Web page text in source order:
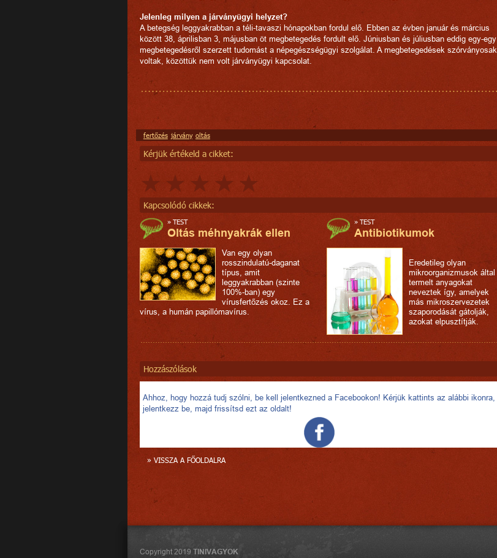
Jelenleg milyen a járványügyi helyzet?
A betegség leggyakrabban a téli-tavaszi hónapokban fordul elő. Ebben az évben január és március
között 38, áprilisban 3, májusban öt megbetegedés fordult elő. Júniusban és júliusban eddig egy-egy
megbetegedésről szerzett tudomást a népegészségügyi szolgálat. A megbetegedések szórványosak
voltak, közöttük nem volt járványügyi kapcsolat.
fertőzés járvány oltás
Kérjük értékeld a cikket:
Kapcsolódó cikkek:
» TEST
Oltás méhnyakrák ellen
Van egy olyan
rosszindulatú-daganat
típus, amit
leggyakrabban (szinte
100%-ban) egy
vírusfertőzés okoz. Ez a
vírus, a humán papillómavírus.
» TEST
Antibiotikumok
Eredetileg olyan
mikroorganizmusok által
termelt anyagokat
neveztek így, amelyek
más mikroszervezetek
szaporodását gátolják,
azokat elpusztítják.
Hozzászólások
Ahhoz, hogy hozzá tudj szólni, be kell jelentkezned a Facebookon! Kérjük kattints az alábbi ikonra,
jelentkezz be, majd frissítsd ezt az oldalt!
» VISSZA A FŐOLDALRA
Copyright 2019 TINIVAGYOK